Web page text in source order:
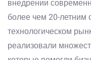
внедрении
более чем 20-
технологическом
реализовали